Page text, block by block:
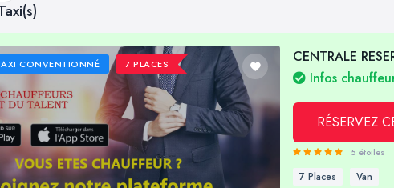
CONVENTIONNÉ 7 PLACES
CENTRALE
Infos
RÉSERVEZ
5 étoiles
7 Places Van